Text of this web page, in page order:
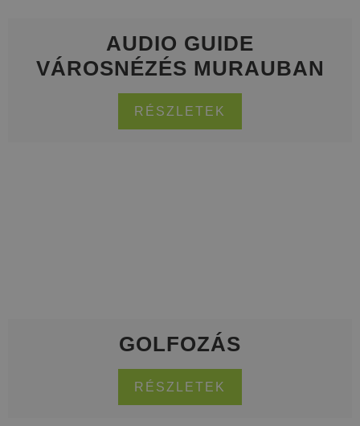
AUDIO GUIDE
VÁROSNÉZÉS MURAUBAN
RÉSZLETEK
GOLFOZÁS
RÉSZLETEK